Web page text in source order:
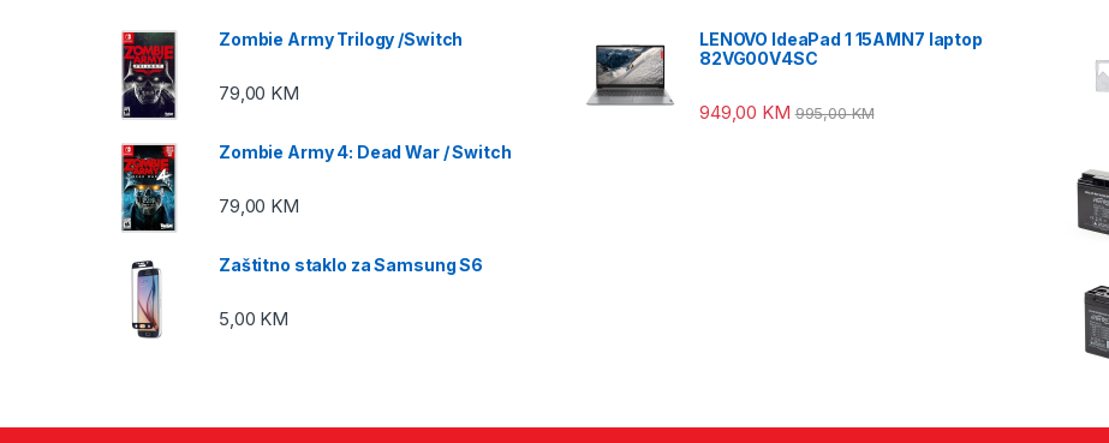
Zombie Army Trilogy /Switch
79,00 KM
Zombie Army 4: Dead War / Switch
79,00 KM
Zaštitno staklo za Samsung S6
5,00 KM
LENOVO IdeaPad 1 15AMN7 laptop
82VG00V4SC
949,00 KM 995,00KM